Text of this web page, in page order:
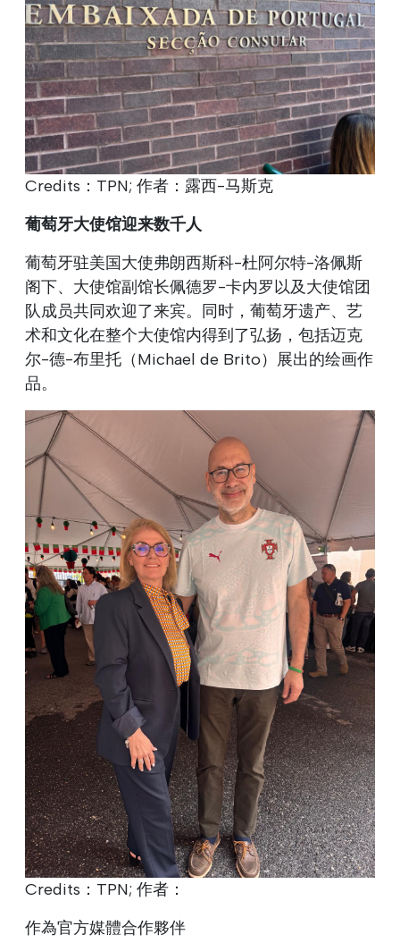
Credits：TPN; 作者：露西-马斯克
葡萄牙大使馆迎来数千人
葡萄牙驻美国大使弗朗西斯科-杜阿尔特-洛佩斯
阁下、大使馆副馆长佩德罗-卡内罗以及大使馆团
队成员共同欢迎了来宾。同时，葡萄牙遗产、艺
术和文化在整个大使馆内得到了弘扬，包括迈克
尔-德-布里托（Michael de Brito）展出的绘画作
品。
Credits：TPN; 作者：
作為官方媒體合作夥伴